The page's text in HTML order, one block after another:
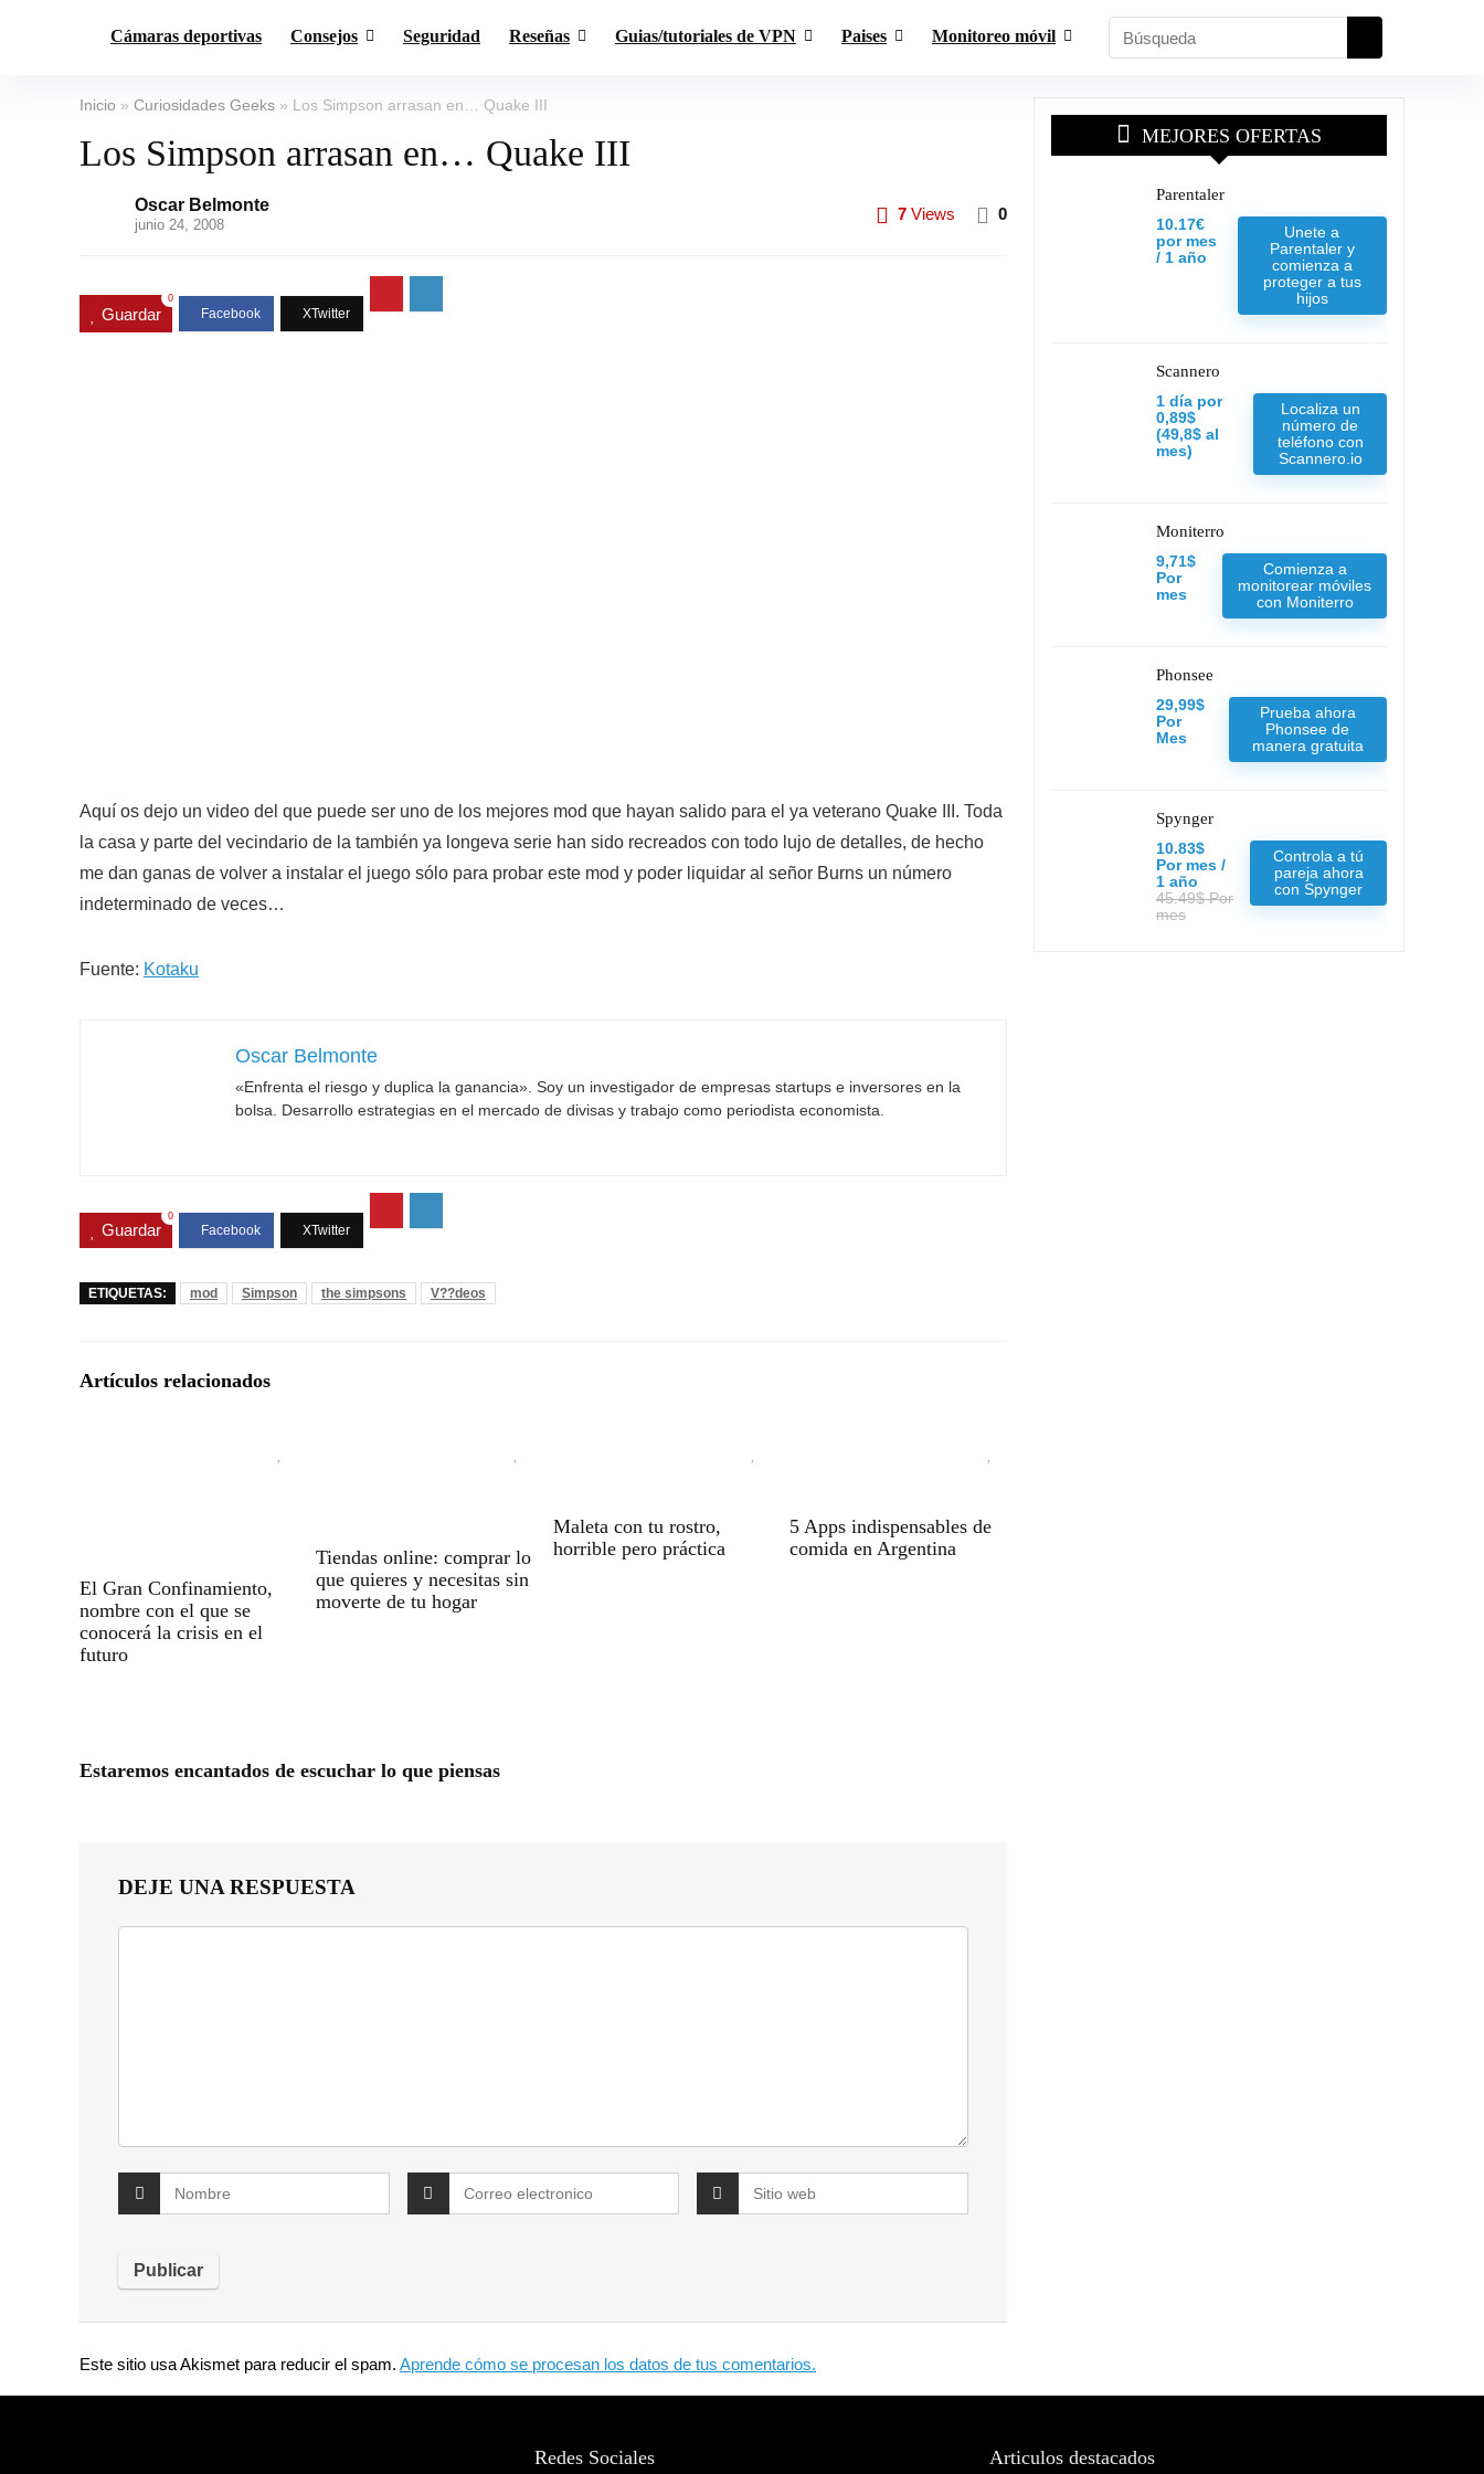
Cámaras deportivas Consejos Seguridad Reseñas Guias/tutoriales de VPN Paises Monitoreo móvil
Inicio » Curiosidades Geeks » Los Simpson arrasan en… Quake III
Los Simpson arrasan en… Quake III
Oscar Belmonte
junio 24, 2008
7 Views 0
Guardar
0
Aquí os dejo un video del que puede ser uno de los mejores mod que hayan salido para el ya veterano Quake III. Toda
la casa y parte del vecindario de la también ya longeva serie han sido recreados con todo lujo de detalles, de hecho
me dan ganas de volver a instalar el juego sólo para probar este mod y poder liquidar al señor Burns un número
indeterminado de veces…
Fuente: Kotaku
Oscar Belmonte
«Enfrenta el riesgo y duplica la ganancia». Soy un investigador de empresas startups e inversores en la
bolsa. Desarrollo estrategias en el mercado de divisas y trabajo como periodista economista.
Guardar
0
ETIQUETAS: mod Simpson the simpsons V??deos
Artículos relacionados
El Gran Confinamiento,
nombre con el que se
conocerá la crisis en el
futuro
Tiendas online: comprar lo
que quieres y necesitas sin
moverte de tu hogar
Maleta con tu rostro,
horrible pero práctica
5 Apps indispensables de
comida en Argentina
Estaremos encantados de escuchar lo que piensas
DEJE UNA RESPUESTA
Este sitio usa Akismet para reducir el spam. Aprende cómo se procesan los datos de tus comentarios.
MEJORES OFERTAS
Parentaler
10.17€
por mes
/ 1 año
Unete a
Parentaler y
comienza a
proteger a tus
hijos
Scannero
1 día por
0,89$
(49,8$ al
mes)
Localiza un
número de
teléfono con
Scannero.io
Moniterro
9,71$
Por
mes
Comienza a
monitorear móviles
con Moniterro
Phonsee
29,99$
Por
Mes
Prueba ahora
Phonsee de
manera gratuita
Spynger
10.83$
Por mes /
1 año
45.49$ Por
mes
Controla a tú
pareja ahora
con Spynger
Redes Sociales Articulos destacados